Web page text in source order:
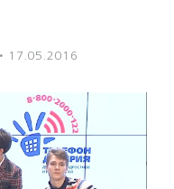
· 17.05.2016